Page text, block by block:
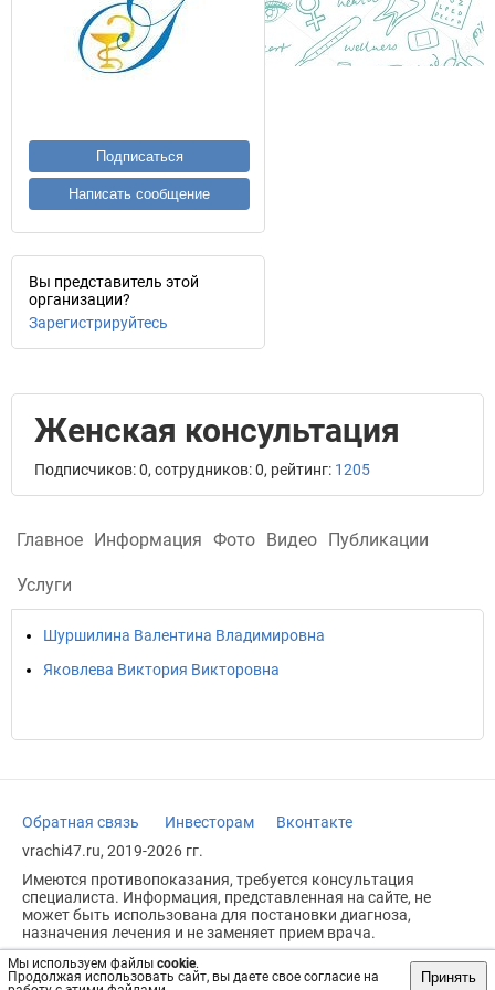
Мы используем файлы cookie.
Продолжая использовать сайт, вы даете свое согласие на
Принять
Подписаться
Написать сообщение
Вы представитель этой
организации?
Зарегистрируйтесь
Женская консультация
Подписчиков: 0, сотрудников: 0, рейтинг: 1205
Главное Информация Фото Видео Публикации
Услуги
Шуршилина Валентина Владимировна
Яковлева Виктория Викторовна
Обратная связь Инвесторам
Вконтакте
vrachi47.ru, 2019-2026 гг.
Имеются противопоказания, требуется консультация
специалиста. Информация, представленная на сайте, не
может быть использована для постановки диагноза,
назначения лечения и не заменяет прием врача.
Возрастное ограничение: 18+